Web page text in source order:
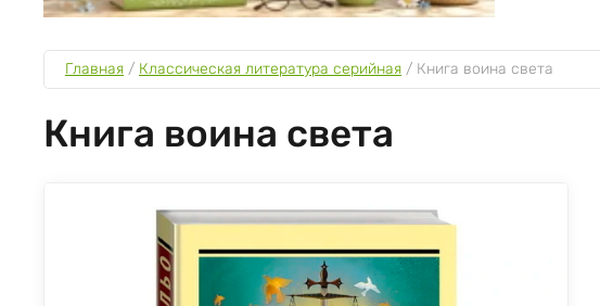
Главная / Классическая литература серийная / Книга воина света
Книга воина света